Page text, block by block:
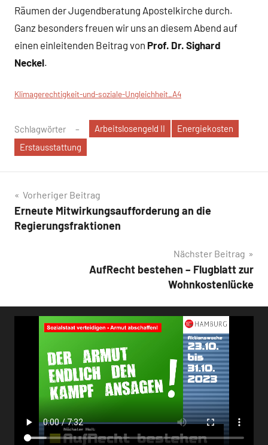
Räumen der Jugendberatung Apostelkirche durch.
Ganz besonders freuen wir uns an diesem Abend auf
einen einleitenden Beitrag von Prof. Dr. Sighard
Neckel.
Klimagerechtigkeit-und-soziale-Ungleichheit_A4
Schlagwörter Arbeitslosengeld II
Energiekosten
Erstausstattung
Beitragsnavigation
Vorheriger Beitrag
Erneute Mitwirkungsaufforderung an die
Regierungsfraktionen
Nächster Beitrag
AufRecht bestehen – Flugblatt zur
Wohnkostenlücke